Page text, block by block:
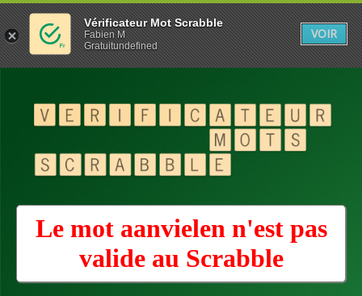
Le mot aanvielen n'est pas
valide au Scrabble
Vérificateur Mot Scrabble
Fabien M
Gratuitundefined
VOIR